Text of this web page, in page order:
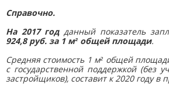
Справочно.
На 2017 годданный показатель
924,8 руб. за 1 м² общей площади.
Средняя стоимость 1 м² общей
с государственной поддержкой (без
застройщиков), составит к 2020 году в